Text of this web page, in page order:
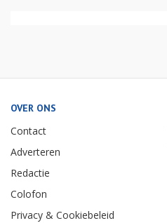
OVER ONS
Contact
Adverteren
Redactie
Colofon
Privacy & Cookiebeleid